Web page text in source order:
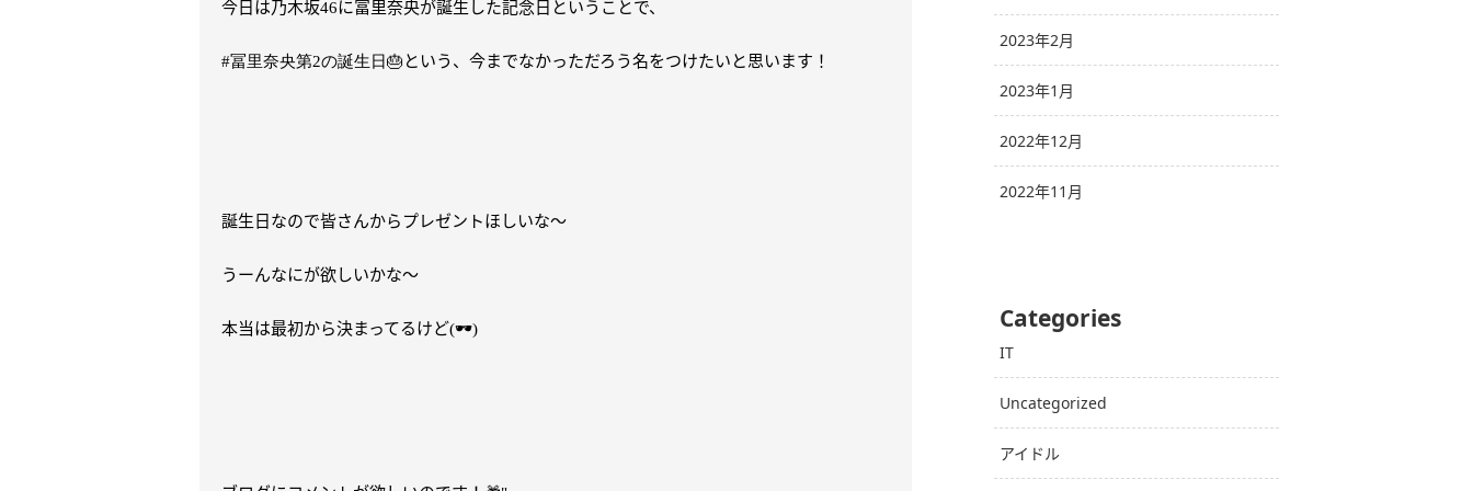
今日は乃木坂46に冨里奈央が誕生した記念日ということで、
#冨里奈央第2の誕生日🎂 という、今までなかっただろう名をつけたいと思います！
誕生日なので皆さんからプレゼントほしいな～
うーんなにが欲しいかな～
本当は最初から決まってるけど(🕶)
2023年2月
2023年1月
2022年12月
2022年11月
Categories
IT
Uncategorized
アイドル